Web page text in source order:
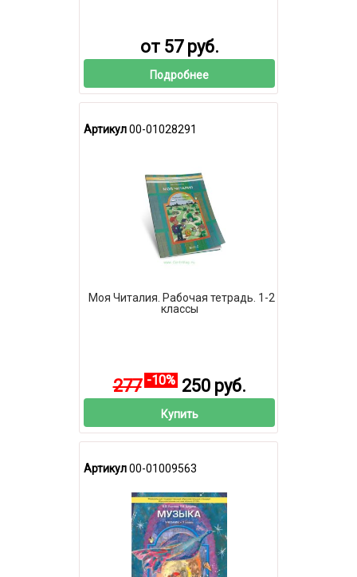
от 57 руб.
Подробнее
Артикул00-01028291
Моя Читалия. Рабочая тетрадь. 1-2
классы
277 -10%250 руб.
Купить
Артикул00-01009563